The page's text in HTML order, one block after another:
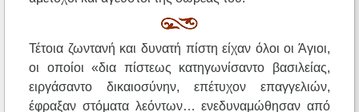
Τέτοια ζωντανή και δυνατή πίστη είχαν όλοι οι Άγιοι,
οι οποίοι «δια πίστεως κατηγωνίσαντο βασιλείας,
ειργάσαντο δικαιοσύνην, επέτυχον επαγγελιών,
έφραξαν στόματα λεόντων… ενεδυναμώθησαν από